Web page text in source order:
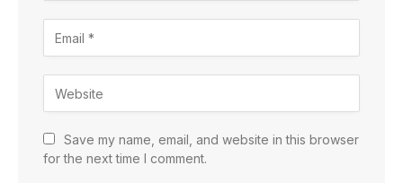
Save my name, email, and website in this browser
for the next time I comment.